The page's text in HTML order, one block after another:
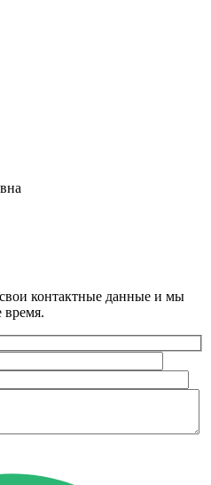
контактные данные и мы
время.